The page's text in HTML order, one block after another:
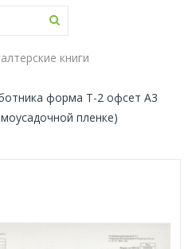
книги
форма Т-2 офсет А3
пленке)